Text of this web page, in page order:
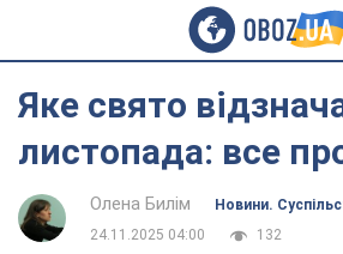
Яке свято
листопада: все
Олена Билім
Новини.
24.11.2025 04:00
132